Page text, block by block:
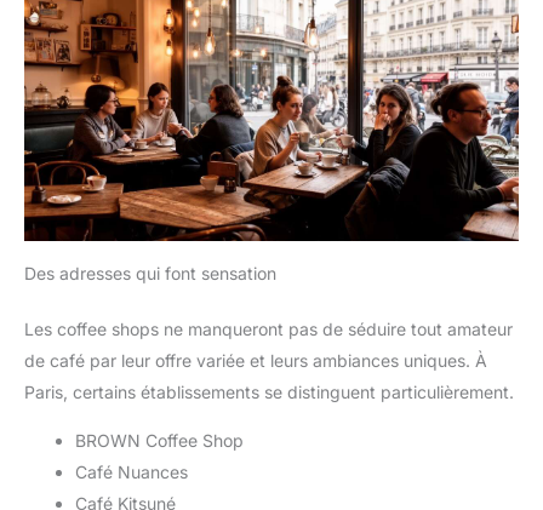
Des adresses qui font sensation
Les coffee shops ne manqueront pas de séduire tout amateur
de café par leur offre variée et leurs ambiances uniques. À
Paris, certains établissements se distinguent particulièrement.
BROWN Coffee Shop
Café Nuances
Café Kitsuné